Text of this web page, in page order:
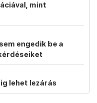
mint
engedik be a
lehet lezárás